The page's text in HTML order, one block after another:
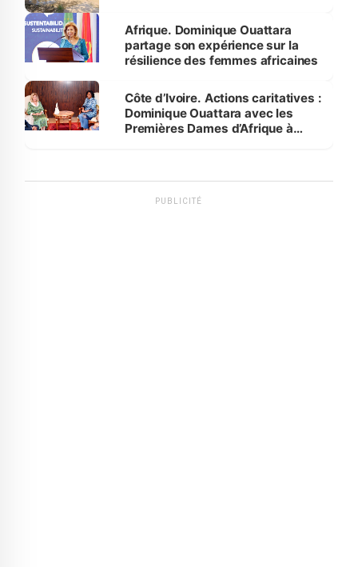
Afrique. Dominique Ouattara
partage son expérience sur la
résilience des femmes africaines
Côte d’Ivoire. Actions caritatives :
Dominique Ouattara avec les
Premières Dames d’Afrique à
PUBLICITÉ